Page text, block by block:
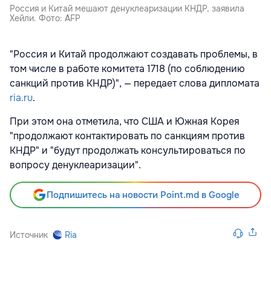
Россия и Китай мешают денуклеаризации КНДР, заявила
Хейли. Фото: AFP
"Россия и Китай продолжают создавать проблемы, в
том числе в работе комитета 1718 (по соблюдению
санкций против КНДР)", — передает слова дипломата
ria.ru.
При этом она отметила, что США и Южная Корея
"продолжают контактировать по санкциям против
КНДР" и "будут продолжать консультироваться по
вопросу денуклеаризации".
Подпишитесь на новости Point.md в Google
Источник Ria